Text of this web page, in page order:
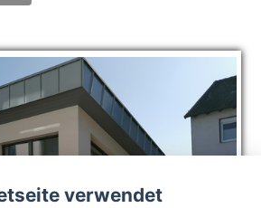
verwendet